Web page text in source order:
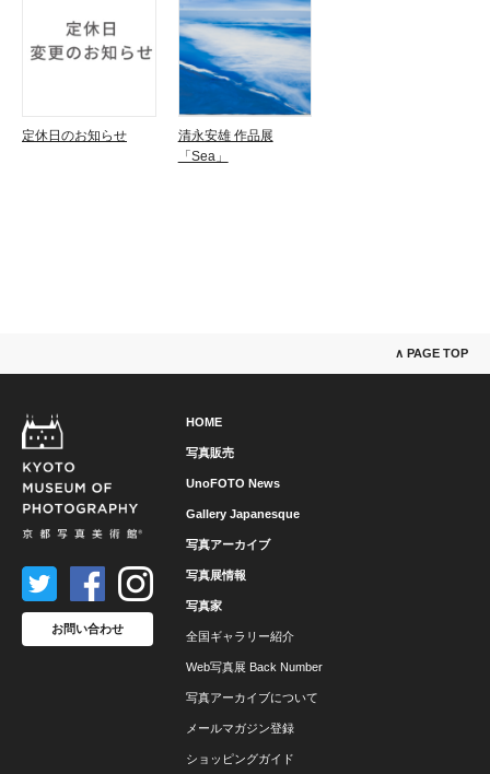
定休日のお知らせ
清永安雄 作品展
「Sea」
∧ PAGE TOP
HOME
写真販売
UnoFOTO News
Gallery Japanesque
写真アーカイブ
写真展情報
写真家
全国ギャラリー紹介
Web写真展 Back Number
写真アーカイブについて
メールマガジン登録
ショッピングガイド
お問い合わせ